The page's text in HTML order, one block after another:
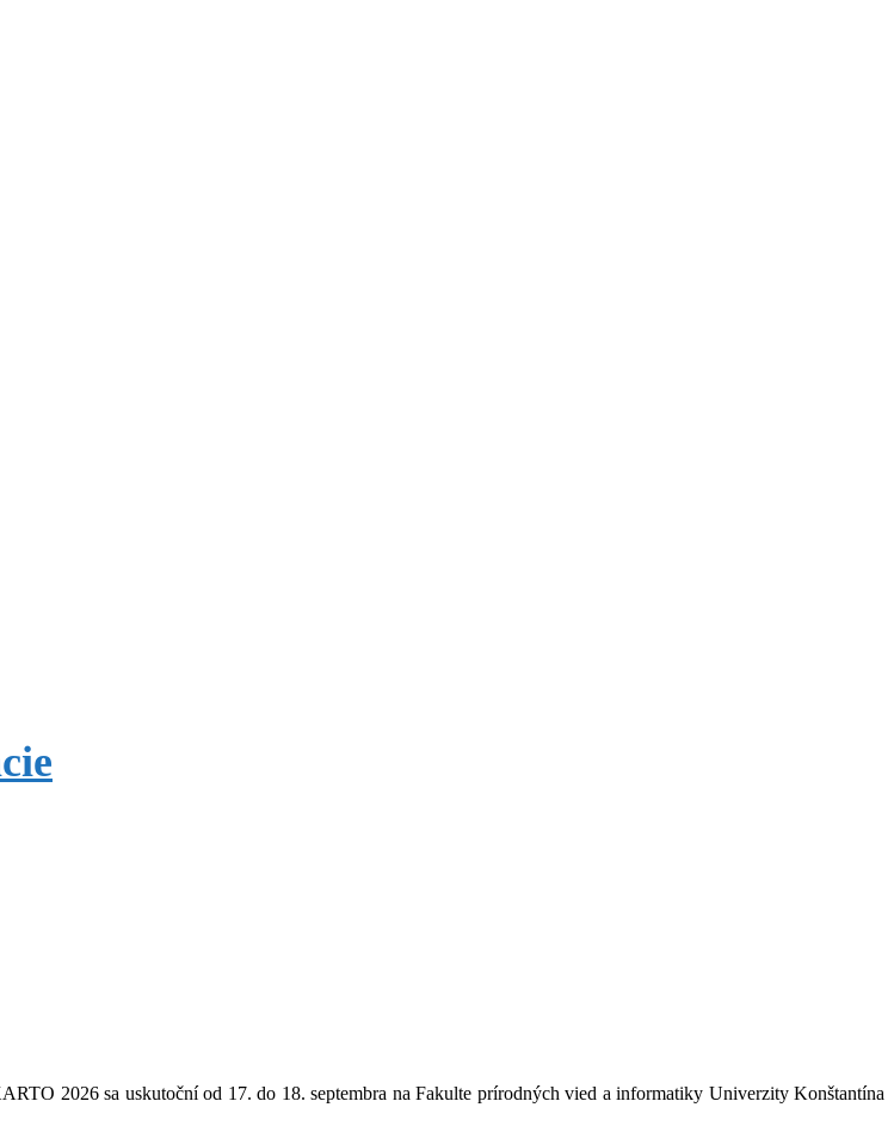
2026 sa uskutoční od 17. do 18. septembra na Fakulte prírodných vied a informatiky Univerzity Konštantína